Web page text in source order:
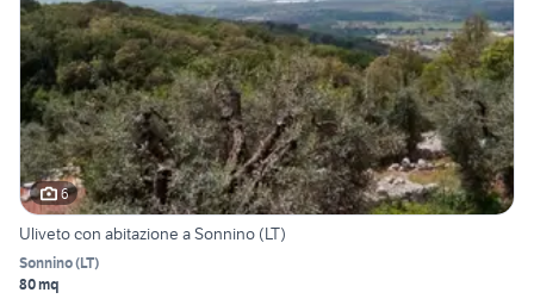
6
Uliveto con abitazione a Sonnino (LT)
Sonnino(LT)
80 mq